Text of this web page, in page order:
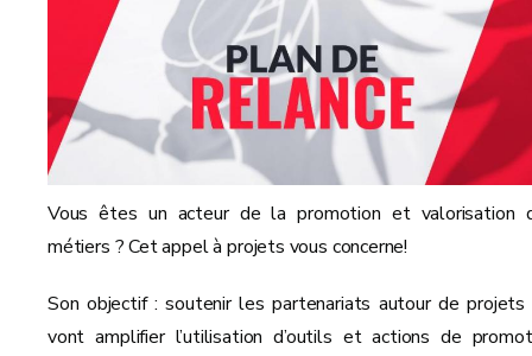
Vous êtes un acteur de la promotion et valorisation
métiers ? Cet appel à projets vous concerne!
Son objectif : soutenir les partenariats autour de projets
vont amplifier l’utilisation d’outils et actions de